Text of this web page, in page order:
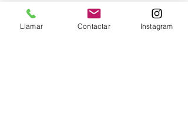
4.2. El Usuario se obliga, en la
Llamar Contactar Instagram